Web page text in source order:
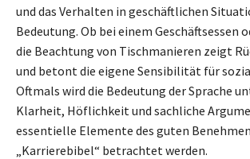
und das Verhalten in geschäftlichen
Bedeutung. Ob bei einem Geschäftsessen
die Beachtung von Tischmanieren zeigt
und betont die eigene Sensibilität für
Oftmals wird die Bedeutung der Sprache
Klarheit, Höflichkeit und sachliche
essentielle Elemente des guten
„Karrierebibel“ betrachtet werden.